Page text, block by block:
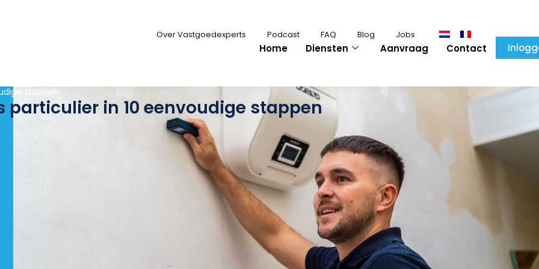
Over Vastgoedexperts Podcast FAQ Blog Jobs
Home Diensten Aanvraag Contact
stappen
particulier in 10 eenvoudige stappen